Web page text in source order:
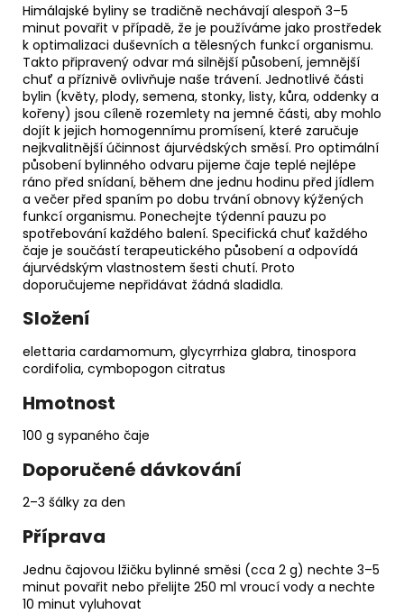
Himálajské byliny se tradičně nechávají alespoň 3–5
minut povařit v případě, že je používáme jako prostředek
k optimalizaci duševních a tělesných funkcí organismu.
Takto připravený odvar má silnější působení, jemnější
chuť a příznivě ovlivňuje naše trávení. Jednotlivé části
bylin (květy, plody, semena, stonky, listy, kůra, oddenky a
kořeny) jsou cíleně rozemlety na jemné části, aby mohlo
dojít k jejich homogennímu promísení, které zaručuje
nejkvalitnější účinnost ájurvédských směsí. Pro optimální
působení bylinného odvaru pijeme čaje teplé nejlépe
ráno před snídaní, během dne jednu hodinu před jídlem
a večer před spaním po dobu trvání obnovy kýžených
funkcí organismu. Ponechejte týdenní pauzu po
spotřebování každého balení. Specifická chuť každého
čaje je součástí terapeutického působení a odpovídá
ájurvédským vlastnostem šesti chutí. Proto
doporučujeme nepřidávat žádná sladidla.
Složení
elettaria cardamomum, glycyrrhiza glabra, tinospora
cordifolia, cymbopogon citratus
Hmotnost
100 g sypaného čaje
Doporučené dávkování
2–3 šálky za den
Příprava
Jednu čajovou lžičku bylinné směsi (cca 2 g) nechte 3–5
minut povařit nebo přelijte 250 ml vroucí vody a nechte
10 minut vyluhovat